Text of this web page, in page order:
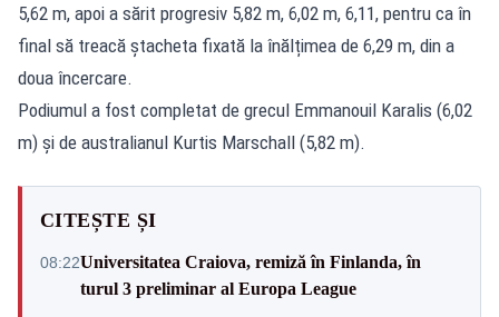
5,62 m, apoi a sărit progresiv 5,82 m, 6,02 m, 6,11, pentru ca în
final să treacă ștacheta fixată la înălțimea de 6,29 m, din a
doua încercare.
Podiumul a fost completat de grecul Emmanouil Karalis (6,02
m) şi de australianul Kurtis Marschall (5,82 m).
CITEȘTE ȘI
08:22Universitatea Craiova, remiză în Finlanda, în
turul 3 preliminar al Europa League